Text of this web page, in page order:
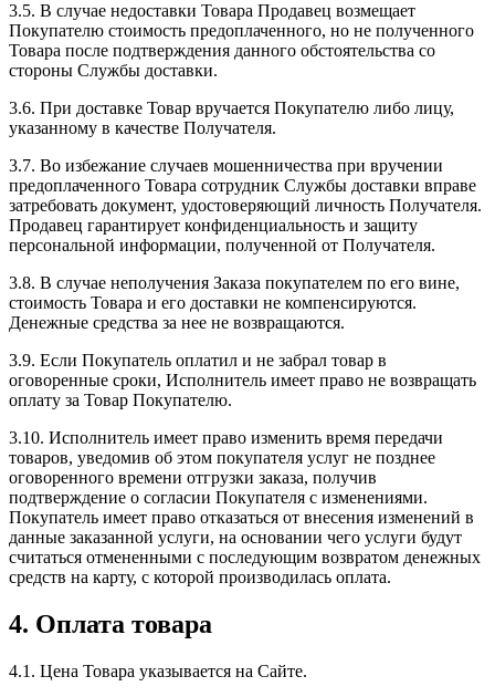
3.5. В случае недоставки Товара Продавец возмещает
Покупателю стоимость предоплаченного, но не полученного
Товара после подтверждения данного обстоятельства со
стороны Службы доставки.
3.6. При доставке Товар вручается Покупателю либо лицу,
указанному в качестве Получателя.
3.7. Во избежание случаев мошенничества при вручении
предоплаченного Товара сотрудник Службы доставки вправе
затребовать документ, удостоверяющий личность Получателя.
Продавец гарантирует конфиденциальность и защиту
персональной информации, полученной от Получателя.
3.8. В случае неполучения Заказа покупателем по его вине,
стоимость Товара и его доставки не компенсируются.
Денежные средства за нее не возвращаются.
3.9. Если Покупатель оплатил и не забрал товар в
оговоренные сроки, Исполнитель имеет право не возвращать
оплату за Товар Покупателю.
3.10. Исполнитель имеет право изменить время передачи
товаров, уведомив об этом покупателя услуг не позднее
оговоренного времени отгрузки заказа, получив
подтверждение о согласии Покупателя с изменениями.
Покупатель имеет право отказаться от внесения изменений в
данные заказанной услуги, на основании чего услуги будут
считаться отмененными с последующим возвратом денежных
средств на карту, с которой производилась оплата.
4. Оплата товара
4.1. Цена Товара указывается на Сайте.